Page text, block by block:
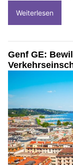
Weiterlesen
Genf GE: